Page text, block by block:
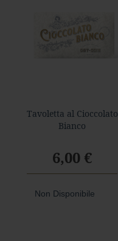
Tavoletta al Cioccolato
Bianco
6,00 €
Non Disponibile